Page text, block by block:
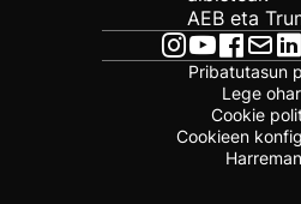
AEB eta
Pribatutasun
Lege
Cookie
Cookieen